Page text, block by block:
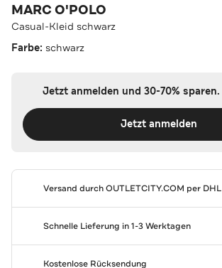
MARC O'POLO
Casual-Kleid schwarz
Farbe: schwarz
Jetzt anmelden und 30-70% sparen.
Jetzt anmelden
Versand durchOUTLETCITY.COM per DHL
Schnelle Lieferung in 1-3 Werktagen
Kostenlose Rücksendung